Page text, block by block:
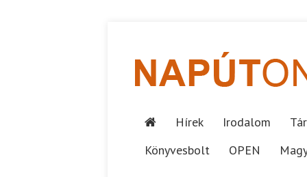
Hírek Irodalom
Könyvesbolt
OPEN